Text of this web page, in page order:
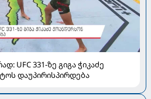
UFC 331-ზე გიგა ჭიკაძე
დაუპირისპირდება